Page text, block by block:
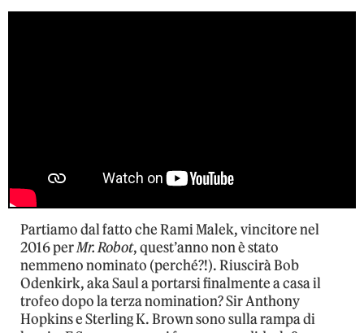
Partiamo dal fatto che Rami Malek, vincitore nel
2016 perMr. Robot, quest’anno non è stato
nemmeno nominato (perché?!). Riuscirà Bob
Odenkirk, aka Saul a portarsi finalmente a casa il
trofeo dopo la terza nomination? Sir Anthony
Hopkins e Sterling K. Brown sono sulla rampa di